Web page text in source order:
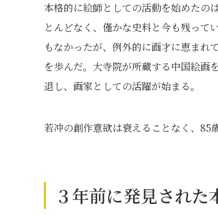
本格的に絵師としての活動を始めたの
とんどなく、僅かな史料と今も残って
もなかったが、例外的に画才に恵まれ
を歩んだ。大寺院が所蔵する中国絵画
退し、画家としての活躍が始まる。
若冲の創作意欲は衰えることなく、85
３年前に発見され